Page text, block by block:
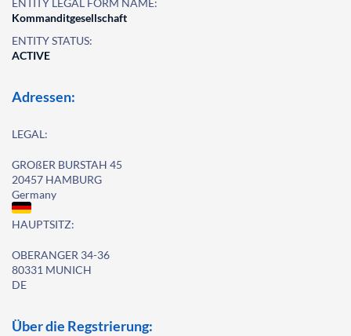
ENTITY LEGAL FORM NAME:
Kommanditgesellschaft
ENTITY STATUS:
ACTIVE
Adressen:
LEGAL:
GROßER BURSTAH 45
20457 HAMBURG
Germany
HAUPTSITZ:
OBERANGER 34-36
80331 MUNICH
DE
Über die Regstrierung: